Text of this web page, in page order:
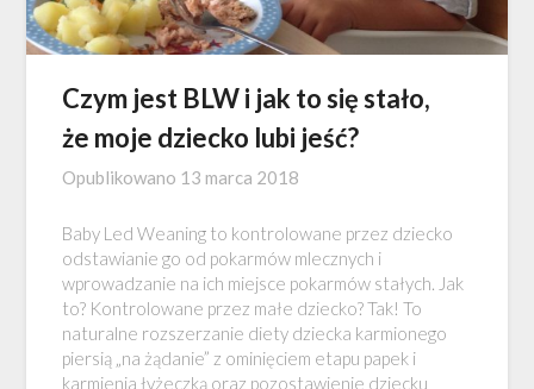
Czym jest BLW i jak to się stało,
że moje dziecko lubi jeść?
Opublikowano 13 marca 2018
Baby Led Weaning to kontrolowane przez dziecko
odstawianie go od pokarmów mlecznych i
wprowadzanie na ich miejsce pokarmów stałych. Jak
to? Kontrolowane przez małe dziecko? Tak! To
naturalne rozszerzanie diety dziecka karmionego
piersią „na żądanie” z ominięciem etapu papek i
karmienia łyżeczką oraz pozostawienie dziecku